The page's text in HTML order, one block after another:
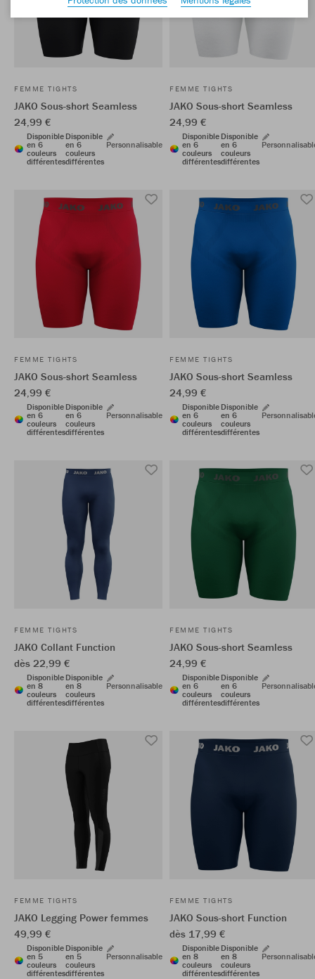
FEMME TIGHTS
JAKO Sous-short Seamless
24,99 €
Disponible
en 6
couleurs
différentes
Disponible
en 6
couleurs
différentes
Personnalisable
FEMME TIGHTS
JAKO Sous-short Seamless
24,99 €
Disponible
en 6
couleurs
différentes
Disponible
en 6
couleurs
différentes
FEMME TIGHTS
JAKO Sous-short Seamless
24,99 €
Disponible
en 6
couleurs
différentes
Disponible
en 6
couleurs
différentes
Personnalisable
FEMME TIGHTS
JAKO Sous-short Seamless
24,99 €
Disponible
en 6
couleurs
différentes
Disponible
en 6
couleurs
différentes
FEMME TIGHTS
JAKO Collant Function
dès 22,99 €
Disponible
en 8
couleurs
différentes
Disponible
en 8
couleurs
différentes
Personnalisable
FEMME TIGHTS
JAKO Sous-short Seamless
24,99 €
Disponible
en 6
couleurs
différentes
Disponible
en 6
couleurs
différentes
FEMME TIGHTS
JAKO Legging Power femmes
49,99 €
Disponible
en 5
couleurs
différentes
Disponible
en 5
couleurs
différentes
Personnalisable
FEMME TIGHTS
JAKO Sous-short Function
dès 17,99 €
Disponible
en 8
couleurs
différentes
Disponible
en 8
couleurs
différentes